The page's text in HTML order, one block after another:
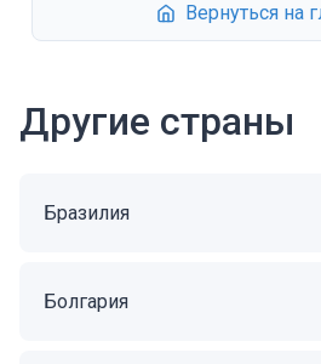
Вернуться на
Другие страны
Бразилия
Болгария